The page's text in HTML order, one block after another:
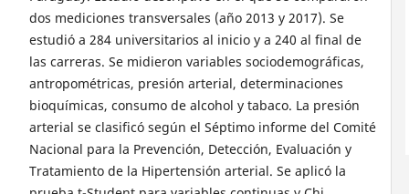
dos mediciones transversales (año 2013 y 2017). Se
estudió a 284 universitarios al inicio y a 240 al final de
las carreras. Se midieron variables sociodemográficas,
antropométricas, presión arterial, determinaciones
bioquímicas, consumo de alcohol y tabaco. La presión
arterial se clasificó según el Séptimo informe del Comité
Nacional para la Prevención, Detección, Evaluación y
Tratamiento de la Hipertensión arterial. Se aplicó la